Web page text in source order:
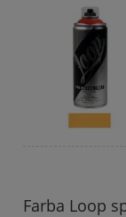
Farba Loop